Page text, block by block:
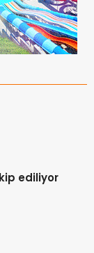
ediliyor